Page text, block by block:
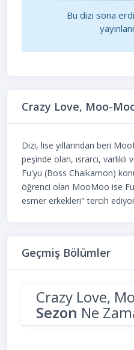
Bu dizi sona
Crazy Love, Moo-
Dizi, lise yıllarından beri
peşinde olan, ısrarcı,
Fu'yu (Boss Chaikamon)
öğrenci olan MooMoo ise
esmer erkekleri" tercih
Geçmiş Bölümler
Crazy Love,
Sezon Ne